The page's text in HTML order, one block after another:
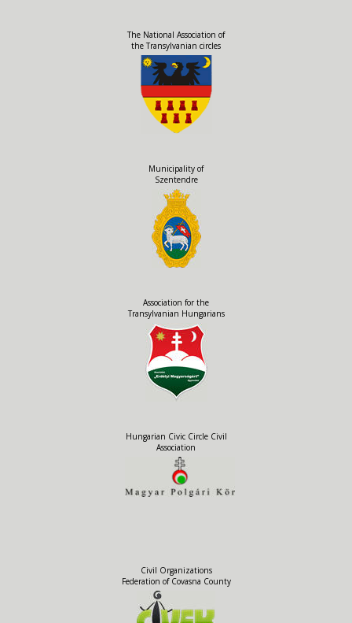
The National Association of
the Transylvanian circles
Municipality of
Szentendre
Association for the
Transylvanian Hungarians
Hungarian Civic Circle Civil
Association
Civil Organizations
Federation of Covasna County